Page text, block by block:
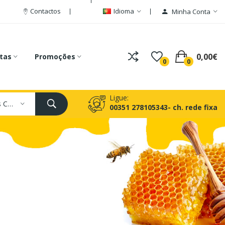
Contactos Idioma Minha Conta
Promoções
0 0 0,00€
Todas As Categorias
Ligue:
00351 278105343- ch. rede fixa